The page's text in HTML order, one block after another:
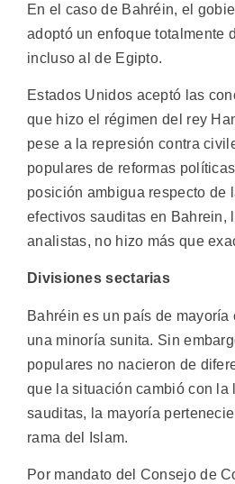
En el caso de Bahréin, el
adoptó un enfoque totalmente
incluso al de Egipto.
Estados Unidos aceptó las
que hizo el régimen del rey
pese a la represión contra
populares de reformas
posición ambigua respecto de
efectivos sauditas en Bahrein,
analistas, no hizo más que
Divisiones sectarias
Bahréin es un país de
una minoría sunita. Sin
populares no nacieron de
que la situación cambió con la
sauditas, la mayoría
rama del Islam.
Por mandato del Consejo de